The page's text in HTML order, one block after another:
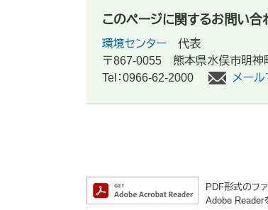
このページに関するお問い合
環境センター
代表
〒867-0055
熊本県水俣市明神
Tel：0966-62-2000
メー
PDF形式のフ
Adobe Reader